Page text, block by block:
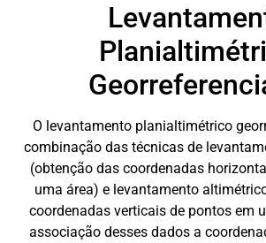
O levantamento planialtimétrico
combinação das técnicas de
(obtenção das coordenadas
uma área) e levantamento
coordenadas verticais de pontos em
associação desses dados a